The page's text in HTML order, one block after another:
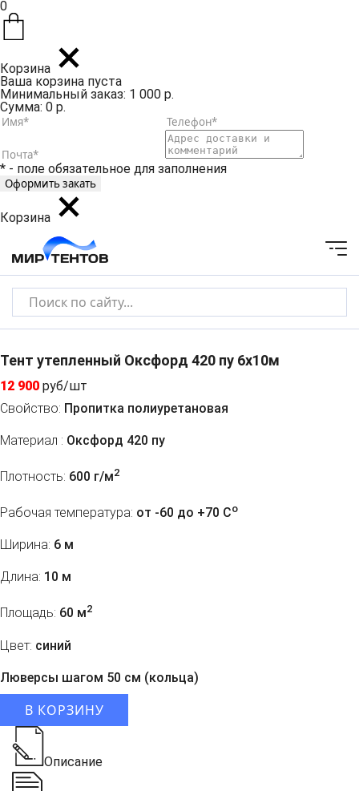
0
Корзина
Ваша корзина пуста
Минимальный заказ: 1 000 р.
Сумма: 0 р.
* - поле обязательное для заполнения
Корзина
Тент утепленный Оксфорд 420 пу 6х10м
12 900 руб/шт
Свойство: Пропитка полиуретановая
Материал : Оксфорд 420 пу
Плотность: 600 г/м2
Рабочая температура: от -60 до +70 Co
Ширина: 6 м
Длина: 10 м
Площадь: 60 м2
Цвет: синий
Люверсы шагом 50 см (кольца)
В КОРЗИНУ
Описание